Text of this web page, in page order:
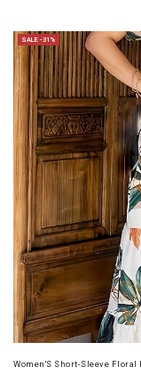
SALE -31%
Women'S Short-Sleeve Floral